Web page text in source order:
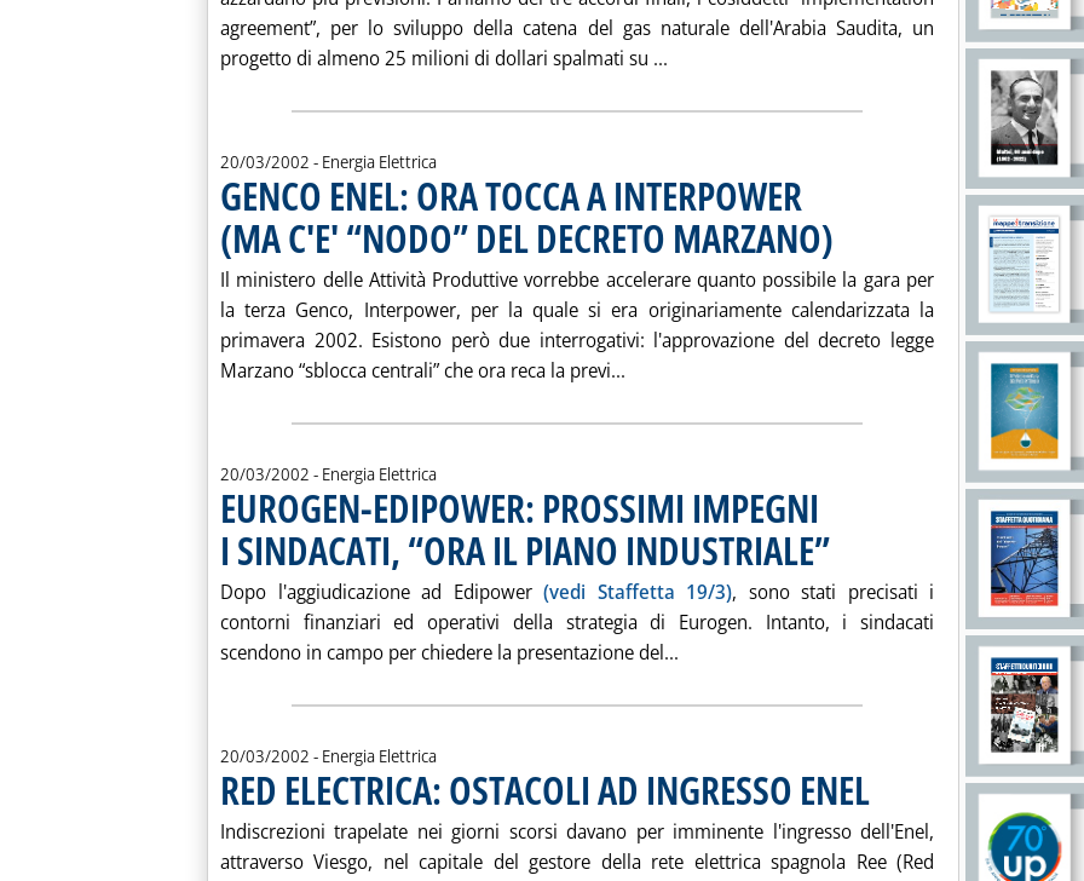
agreement”, per lo sviluppo della catena del gas naturale dell'Arabia Saudita, un
progetto di almeno 25 milioni di dollari spalmati su ... Leggi tutta la notizia: 'PROGETTO GAS
20/03/2002 - Energia Elettrica
GENCO ENEL: ORA TOCCA A INTERPOWER
(MA C'E' “NODO” DEL DECRETO MARZANO) . Pubblicata mercoledì 20 marzo 2002 alle
Il ministero delle Attività Produttive vorrebbe accelerare quanto possibile la gara per
la terza Genco, Interpower, per la quale si era originariamente calendarizzata la
primavera 2002. Esistono però due interrogativi: l'approvazione del decreto legge
Marzano “sblocca centrali” che ora reca la previ... Leggi tutta la notizia: 'GENCO ENEL: ORA TOCCA A
20/03/2002 - Energia Elettrica
EUROGEN-EDIPOWER: PROSSIMI IMPEGNI
I SINDACATI, “ORA IL PIANO INDUSTRIALE”. Pubblicata mercoledì 20 marzo 2002 alle
Dopo l'aggiudicazione ad Edipower (vedi Staffetta 19/3), sono stati precisati i
contorni finanziari ed operativi della strategia di Eurogen. Intanto, i sindacati
scendono in campo per chiedere la presentazione del... Leggi tutta la notizia: 'EUROGEN-EDIPOWER:
20/03/2002 - Energia Elettrica
RED ELECTRICA: OSTACOLI AD INGRESSO ENEL . Pubblicata mercoledì 20 marzo
Indiscrezioni trapelate nei giorni scorsi davano per imminente l'ingresso dell'Enel,
attraverso Viesgo, nel capitale del gestore della rete elettrica spagnola Ree (Red